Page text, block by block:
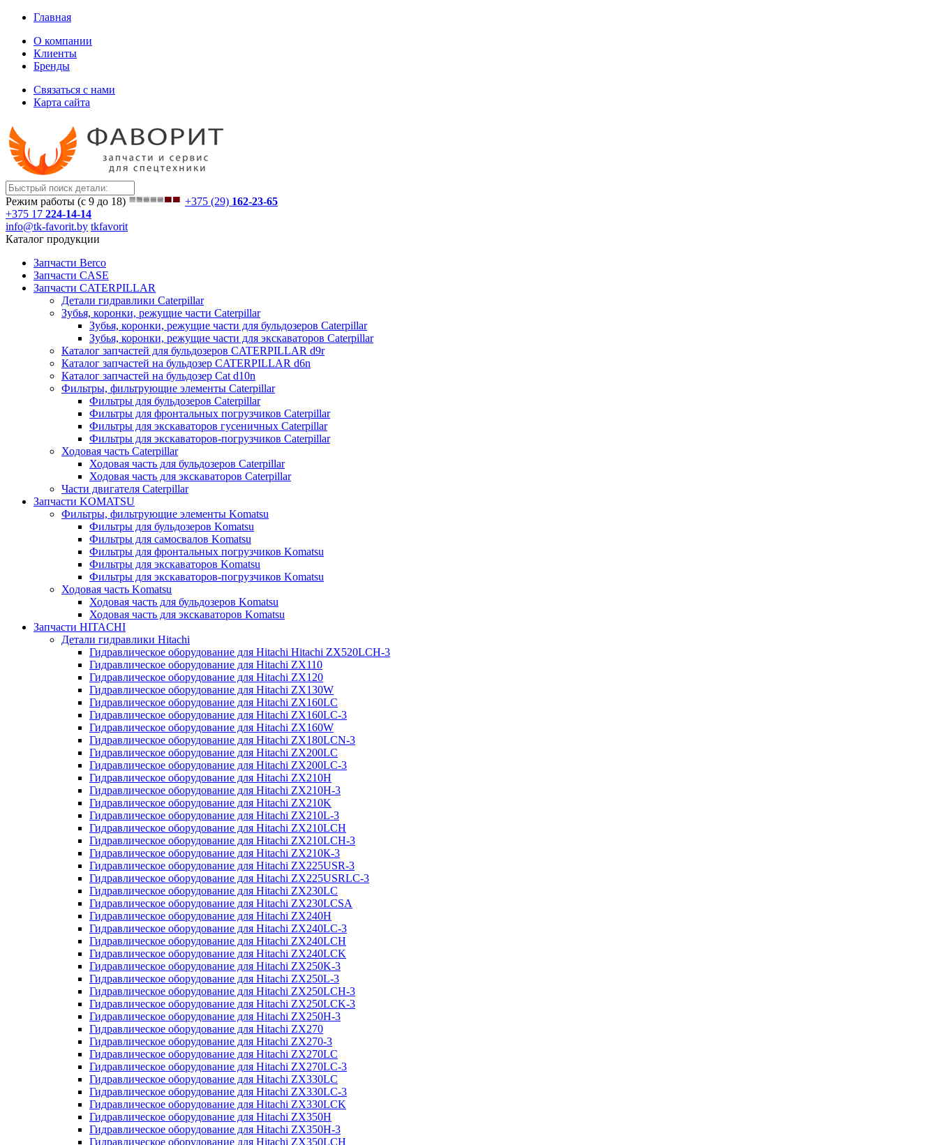
Главная
О компании
Клиенты
Бренды
Связаться с нами
Карта сайта
Режим работы (с 9 до 18) +375 (29) 162-23-65
+375 17 224-14-14
info@tk-favorit.by tkfavorit
Каталог продукции
Запчасти Berco
Запчасти CASE
Запчасти CATERPILLAR
Детали гидравлики Caterpillar
Зубья, коронки, режущие части Caterpillar
Зубья, коронки, режущие части для бульдозеров Caterpillar
Зубья, коронки, режущие части для экскаваторов Caterpillar
Каталог запчастей для бульдозеров CATERPILLAR d9r
Каталог запчастей на бульдозер CATERPILLAR d6n
Каталог запчастей на бульдозер Сat d10n
Фильтры, фильтрующие элементы Caterpillar
Фильтры для бульдозеров Caterpillar
Фильтры для фронтальных погрузчиков Caterpillar
Фильтры для экскаваторов гусеничных Caterpillar
Фильтры для экскаваторов-погрузчиков Caterpillar
Ходовая часть Caterpillar
Ходовая часть для бульдозеров Caterpillar
Ходовая часть для экскаваторов Caterpillar
Части двигателя Caterpillar
Запчасти KOMATSU
Фильтры, фильтрующие элементы Komatsu
Фильтры для бульдозеров Komatsu
Фильтры для самосвалов Komatsu
Фильтры для фронтальных погрузчиков Komatsu
Фильтры для экскаваторов Komatsu
Фильтры для экскаваторов-погрузчиков Komatsu
Ходовая часть Komatsu
Ходовая часть для бульдозеров Komatsu
Ходовая часть для экскаваторов Komatsu
Запчасти HITACHI
Детали гидравлики Hitachi
Гидравлическое оборудование для Hitachi Hitachi ZX520LCH-3
Гидравлическое оборудование для Hitachi ZX110
Гидравлическое оборудование для Hitachi ZX120
Гидравлическое оборудование для Hitachi ZX130W
Гидравлическое оборудование для Hitachi ZX160LC
Гидравлическое оборудование для Hitachi ZX160LC-3
Гидравлическое оборудование для Hitachi ZX160W
Гидравлическое оборудование для Hitachi ZX180LCN-3
Гидравлическое оборудование для Hitachi ZX200LC
Гидравлическое оборудование для Hitachi ZX200LC-3
Гидравлическое оборудование для Hitachi ZX210H
Гидравлическое оборудование для Hitachi ZX210H-3
Гидравлическое оборудование для Hitachi ZX210K
Гидравлическое оборудование для Hitachi ZX210L-3
Гидравлическое оборудование для Hitachi ZX210LCH
Гидравлическое оборудование для Hitachi ZX210LCH-3
Гидравлическое оборудование для Hitachi ZX210К-3
Гидравлическое оборудование для Hitachi ZX225USR-3
Гидравлическое оборудование для Hitachi ZX225USRLC-3
Гидравлическое оборудование для Hitachi ZX230LC
Гидравлическое оборудование для Hitachi ZX230LCSA
Гидравлическое оборудование для Hitachi ZX240H
Гидравлическое оборудование для Hitachi ZX240LC-3
Гидравлическое оборудование для Hitachi ZX240LCH
Гидравлическое оборудование для Hitachi ZX240LCK
Гидравлическое оборудование для Hitachi ZX250K-3
Гидравлическое оборудование для Hitachi ZX250L-3
Гидравлическое оборудование для Hitachi ZX250LCH-3
Гидравлическое оборудование для Hitachi ZX250LCK-3
Гидравлическое оборудование для Hitachi ZX250Н-3
Гидравлическое оборудование для Hitachi ZX270
Гидравлическое оборудование для Hitachi ZX270-3
Гидравлическое оборудование для Hitachi ZX270LC
Гидравлическое оборудование для Hitachi ZX270LC-3
Гидравлическое оборудование для Hitachi ZX330LC
Гидравлическое оборудование для Hitachi ZX330LC-3
Гидравлическое оборудование для Hitachi ZX330LCK
Гидравлическое оборудование для Hitachi ZX350H
Гидравлическое оборудование для Hitachi ZX350H-3
Гидравлическое оборудование для Hitachi ZX350LCH